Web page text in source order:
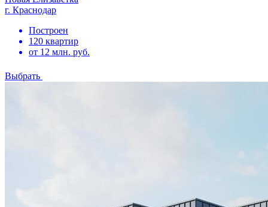
г. Краснодар
Построен
120 квартир
от 12 млн. руб.
Выбрать